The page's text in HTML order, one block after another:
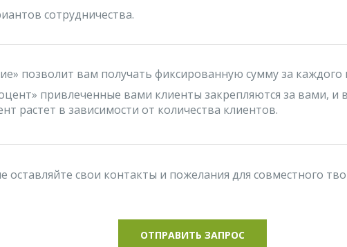
сотрудничества.
позволит вам получать фиксированную сумму за
привлеченные вами клиенты закрепляются за вами, и
растет в зависимости от количества клиентов.
оставляйте свои контакты и пожелания для совместного
ОТПРАВИТЬ ЗАПРОС